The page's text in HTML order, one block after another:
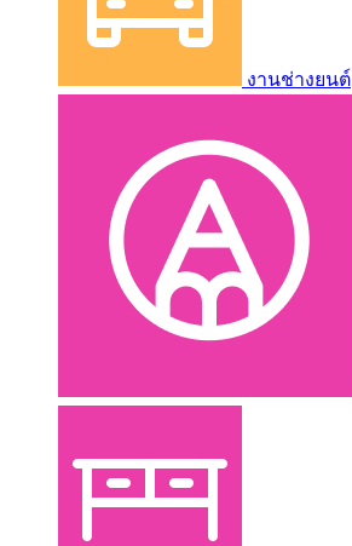
งานช่างยนต์